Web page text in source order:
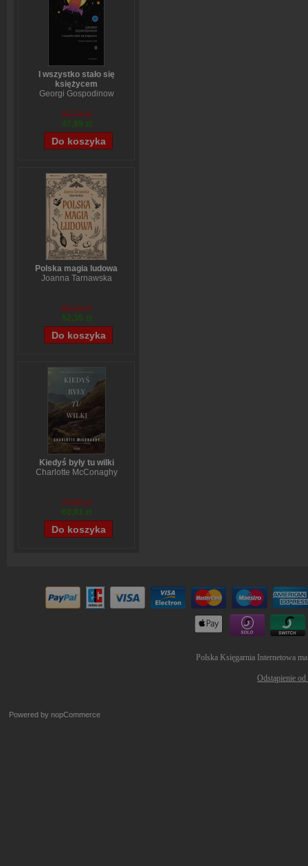
I wszystko stało się
księżycem
Georgi Gospodinow
59,74 zł
47,99 zł
Polska magia ludowa
Joanna Tarnawska
65,19 zł
52,35 zł
Kiedyś były tu wilki
Charlotte McConaghy
75,89 zł
60,91 zł
Polska Księgarnia Internetowa
Odstąpienie
Powered by nopCommerce